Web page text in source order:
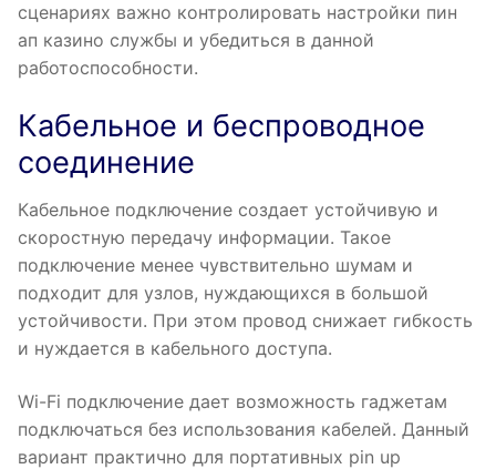
сценариях важно контролировать настройки пин
ап казино службы и убедиться в данной
работоспособности.
Кабельное и беспроводное
соединение
Кабельное подключение создает устойчивую и
скоростную передачу информации. Такое
подключение менее чувствительно шумам и
подходит для узлов, нуждающихся в большой
устойчивости. При этом провод снижает гибкость
и нуждается в кабельного доступа.
Wi-Fi подключение дает возможность гаджетам
подключаться без использования кабелей. Данный
вариант практично для портативных pin up